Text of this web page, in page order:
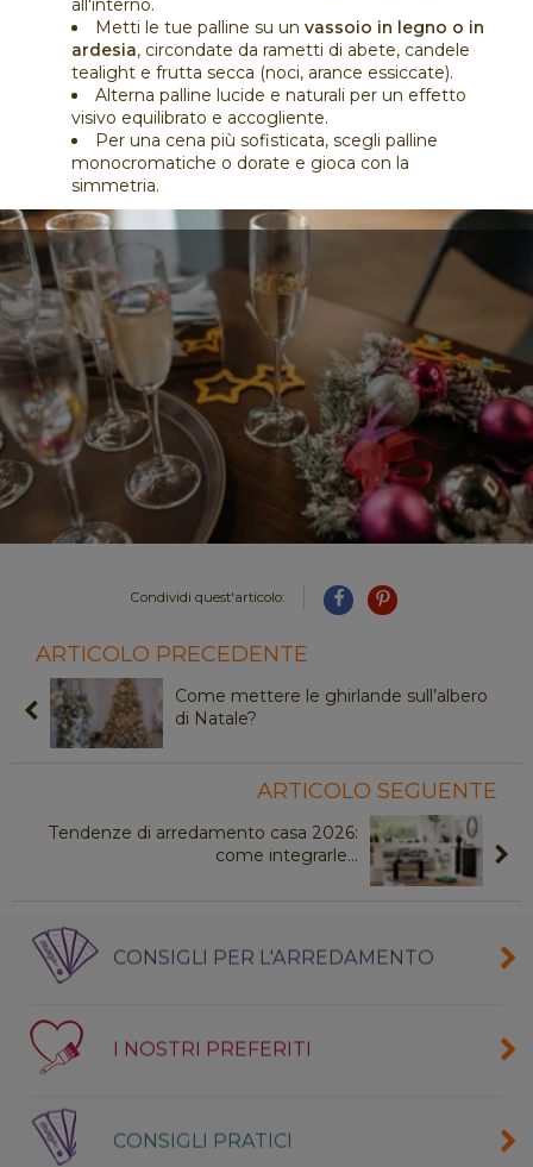
all'interno.
Metti le tue palline su un vassoio in legno o in
ardesia, circondate da rametti di abete, candele
tealight e frutta secca (noci, arance essiccate).
Alterna palline lucide e naturali per un effetto
visivo equilibrato e accogliente.
Per una cena più sofisticata, scegli palline
monocromatiche o dorate e gioca con la
simmetria.
Condividi quest'articolo:
ARTICOLO PRECEDENTE
Come mettere le ghirlande sull’albero
di Natale?
ARTICOLO SEGUENTE
Tendenze di arredamento casa 2026:
come integrarle...
CONSIGLI PER L'ARREDAMENTO
I NOSTRI PREFERITI
CONSIGLI PRATICI